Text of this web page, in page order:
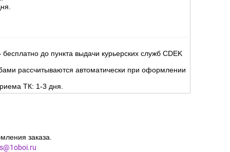
до пункта выдачи курьерских служб CDEK
рассчитываются автоматически при оформлении
ТК: 1-3 дня.
заказа.